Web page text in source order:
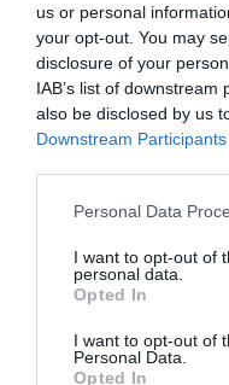
us or personal
your opt-out. You may
disclosure of your
IAB’s list of
also be disclosed by us
Downstream Participants
Please note that this
not limited to your visit
grant or deny consent
use your data for below
consent section.
Personal Data
I want to opt-out of
personal data.
Opted In
I want to opt-out of
Personal Data.
Opted In